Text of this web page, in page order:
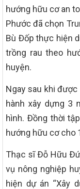
hướng hữu cơ an
Phước đã chọn
Bù Đốp thực hiện
trồng rau theo
huyện.
Ngay sau khi
hành xây dựng 3
hình. Đồng thời
hướng hữu cơ cho
Thạc sĩ Đỗ Hữu
vụ nông nghiệp
hiện dự án “Xây